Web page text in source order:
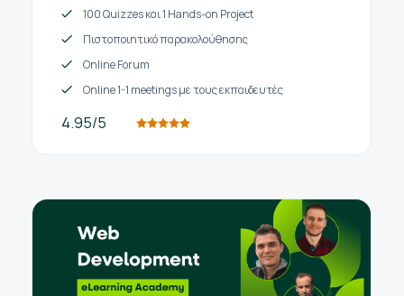
100 Quizzes και 1 Hands-on Project
Πιστοποιητικό παρακολούθησης
Online Forum
Online 1-1 meetings με τους εκπαιδευτές
4.95/5